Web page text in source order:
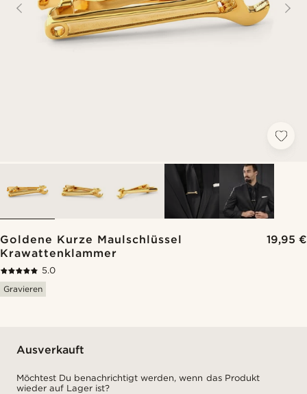
Goldene Kurze Maulschlüssel
Krawattenklammer
19,95 €
5.0
Gravieren
Ausverkauft
Möchtest Du benachrichtigt werden, wenn das Produkt
wieder auf Lager ist?